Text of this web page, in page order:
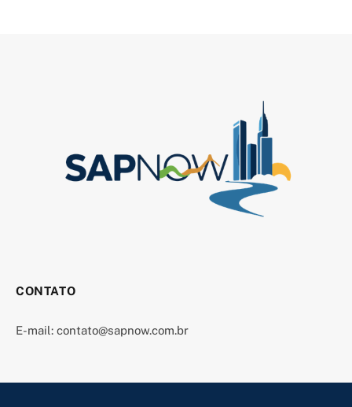
CONTATO
E-mail: contato@sapnow.com.br